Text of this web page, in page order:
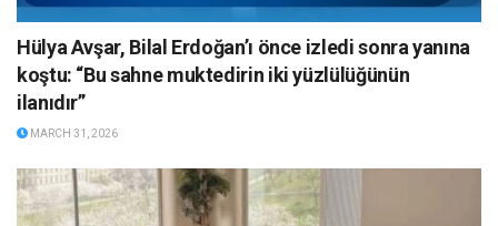
Hülya Avşar, Bilal Erdoğan’ı önce izledi sonra yanına
koştu: “Bu sahne muktedirin iki yüzlülüğünün
ilanıdır”
MARCH 31, 2026